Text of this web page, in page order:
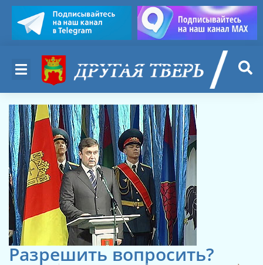
Разрешить вопросить?